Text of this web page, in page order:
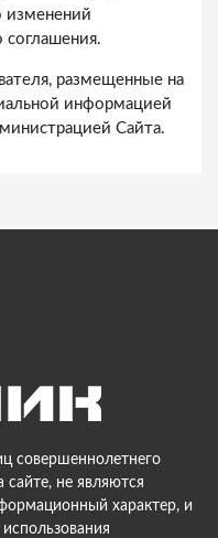
изменений
соглашения.
размещенные на
информацией
Сайта.
совершеннолетнего
не являются
характер, и